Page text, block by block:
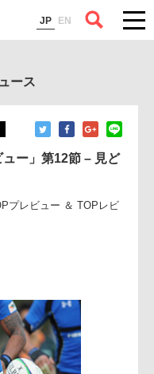
JP EN
ース
ュー」第12節 – 見ど
プレビュー ＆ TOPレビ